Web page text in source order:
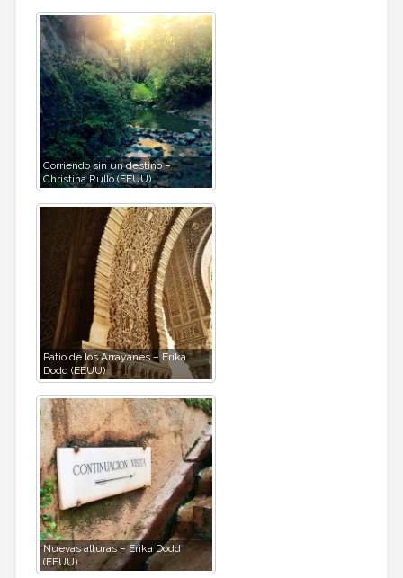
Corriendo sin un destino –
Christina Rullo (EEUU)
Patio de los Arrayanes – Erika
Dodd (EEUU)
Nuevas alturas – Erika Dodd
(EEUU)